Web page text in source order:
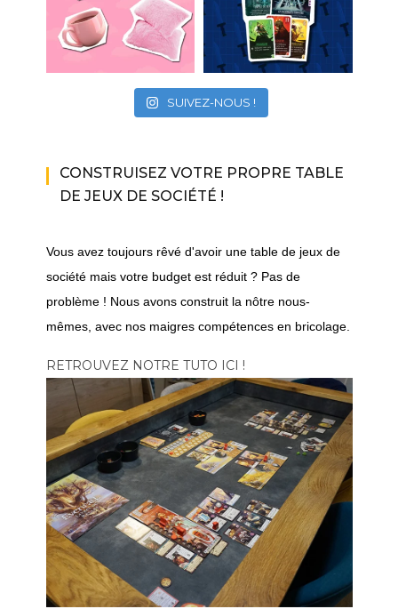
SUIVEZ-NOUS !
CONSTRUISEZ VOTRE PROPRE TABLE
DE JEUX DE SOCIÉTÉ !
Vous avez toujours rêvé d'avoir une table de jeux de
société mais votre budget est réduit ? Pas de
problème ! Nous avons construit la nôtre nous-
mêmes, avec nos maigres compétences en bricolage.
RETROUVEZ NOTRE TUTO ICI !